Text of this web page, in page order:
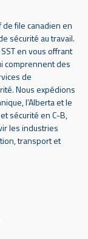
de file canadien en
sécurité au travail.
en vous offrant
comprennent des
de
Nous expédions
l’Alberta et le
sécurité en C-B,
les industries
transport et